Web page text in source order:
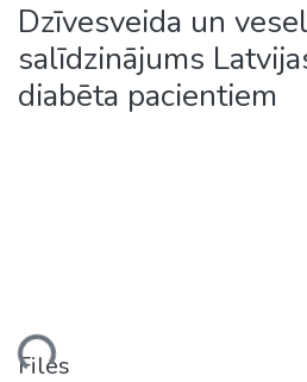
Dzīvesveida un
salīdzinājums
diabēta pacientiem
Files